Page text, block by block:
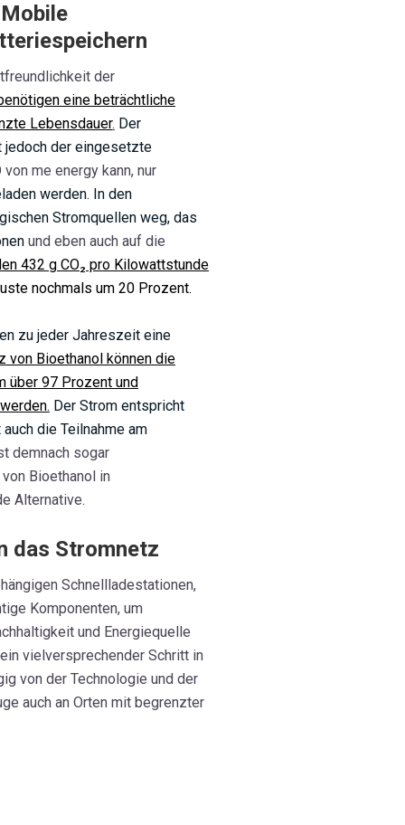
der
eine beträchtliche
Lebensdauer. Der
jedoch der eingesetzte
me energy kann, nur
werden. In den
Stromquellen weg, das
und eben auch auf die
432 g CO₂ pro Kilowattstunde
nochmals um 20 Prozent.
zu jeder Jahreszeit eine
von Bioethanol können die
über 97 Prozent und
. Der Strom entspricht
die Teilnahme am
demnach sogar
Bioethanol in
Alternative.
das Stromnetz
Schnellladestationen,
Komponenten, um
und Energiequelle
vielversprechender Schritt in
von der Technologie und der
auch an Orten mit begrenzter